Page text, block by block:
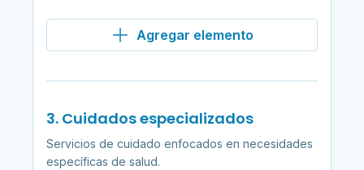
Agregar elemento
3. Cuidados especializados
Servicios de cuidado enfocados en necesidades
específicas de salud.